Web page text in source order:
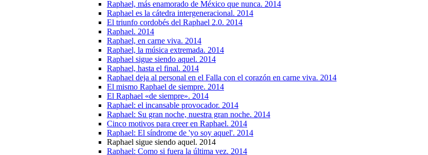
Raphael, más enamorado de México que nunca. 2014
Raphael es la cátedra intergeneracional. 2014
El triunfo cordobés del Raphael 2.0. 2014
Raphael. 2014
Raphael, en carne viva. 2014
Raphael, la música extremada. 2014
Raphael sigue siendo aquel. 2014
Raphael, hasta el final. 2014
Raphael deja al personal en el Falla con el corazón en carne viva. 2014
El mismo Raphael de siempre. 2014
El Raphael «de siempre». 2014
Raphael: el incansable provocador. 2014
Raphael: Su gran noche, nuestra gran noche. 2014
Cinco motivos para creer en Raphael. 2014
Raphael: El síndrome de 'yo soy aquel'. 2014
Raphael sigue siendo aquel. 2014
Raphael: Como si fuera la última vez. 2014